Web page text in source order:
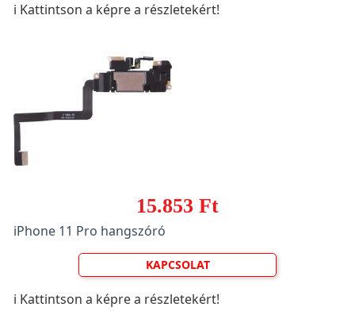
ℹ️ Kattintson a képre a részletekért!
15.853 Ft
iPhone 11 Pro hangszóró
KAPCSOLAT
ℹ️ Kattintson a képre a részletekért!